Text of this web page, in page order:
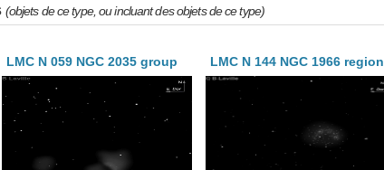
(objets de ce type, ou incluant des objets de ce type)
LMC N 059 NGC 2035 group LMC N 144 NGC 1966 region